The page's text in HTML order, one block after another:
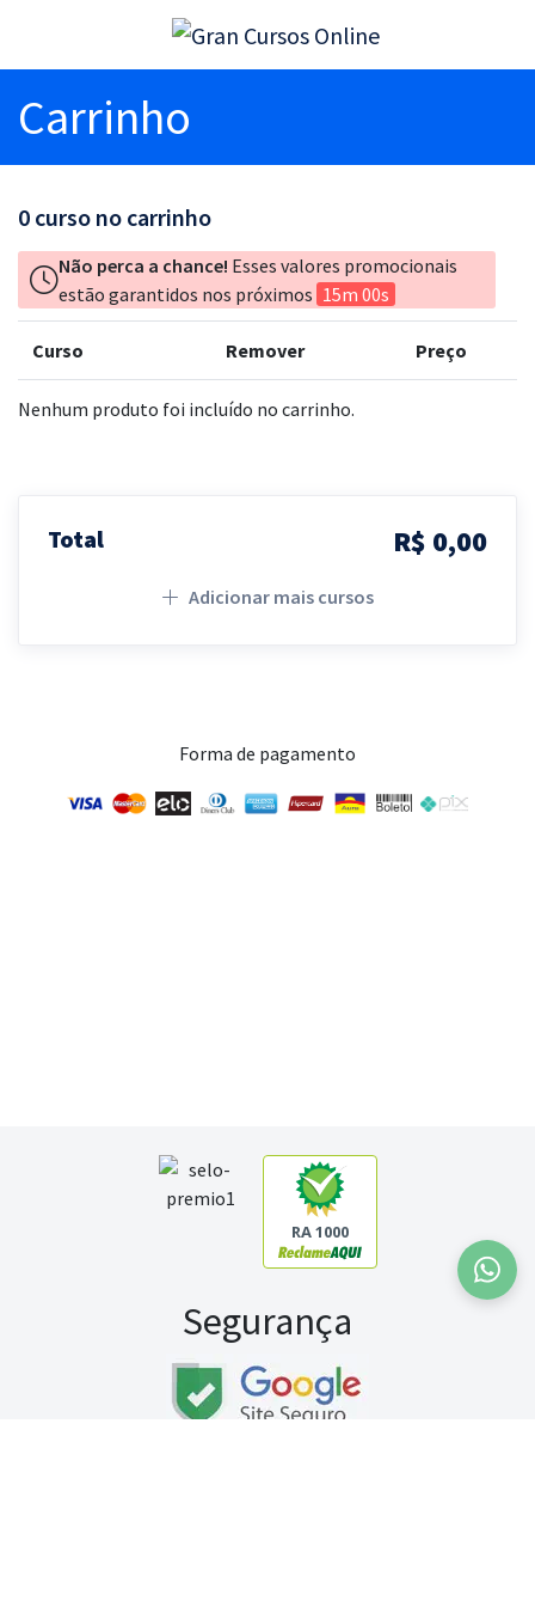
Carrinho
0 curso no carrinho
Não perca a chance! Esses valores promocionais
estão garantidos nos próximos 15m 00s
Curso Remover Preço
Nenhum produto foi incluído no carrinho.
Total R$ 0,00
Adicionar mais cursos
Forma de pagamento
RA 1000
Segurança